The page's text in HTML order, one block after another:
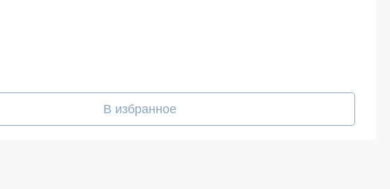
В избранное